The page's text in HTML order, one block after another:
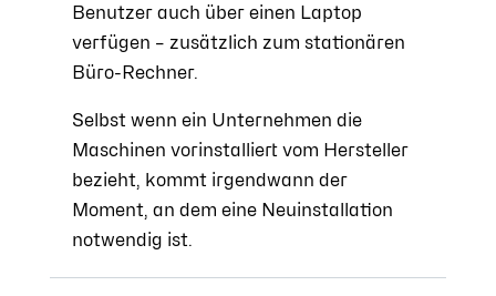
Benutzer auch über einen Laptop
verfügen – zusätzlich zum stationären
Büro-Rechner.
Selbst wenn ein Unternehmen die
Maschinen vorinstalliert vom Hersteller
bezieht, kommt irgendwann der
Moment, an dem eine Neuinstallation
notwendig ist.